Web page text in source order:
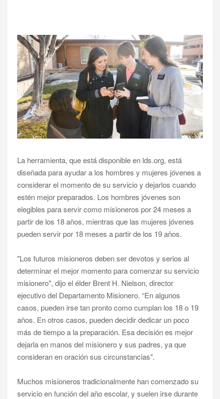
La herramienta, que está disponible en lds.org, está
diseñada para ayudar a los hombres y mujeres jóvenes a
considerar el momento de su servicio y dejarlos cuando
estén mejor preparados. Los hombres jóvenes son
elegibles para servir como misioneros por 24 meses a
partir de los 18 años, mientras que las mujeres jóvenes
pueden servir por 18 meses a partir de los 19 años.
"Los futuros misioneros deben ser devotos y serios al
determinar el mejor momento para comenzar su servicio
misionero", dijo el élder Brent H. Nielson, director
ejecutivo del Departamento Misionero. “En algunos
casos, pueden irse tan pronto como cumplan los 18 o 19
años. En otros casos, pueden decidir dedicar un poco
más de tiempo a la preparación. Esa decisión es mejor
dejarla en manos del misionero y sus padres, ya que
consideran en oración sus circunstancias".
Muchos misioneros tradicionalmente han comenzado su
servicio en función del año escolar, y suelen irse durante